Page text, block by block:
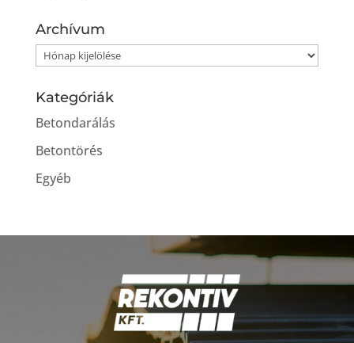
Archívum
Archívum
Kategóriák
Betondarálás
Betontörés
Egyéb